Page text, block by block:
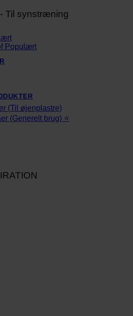
Til synstræning
(Til øjenplastre)
(Generelt brug) ⭐